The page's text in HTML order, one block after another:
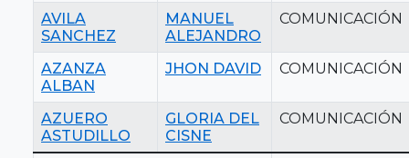
AVILA
SANCHEZ
MANUEL
ALEJANDRO
COMUNICACIÓN
AZANZA
ALBAN
JHON DAVID COMUNICACIÓN
AZUERO
ASTUDILLO
GLORIA DEL
CISNE
COMUNICACIÓN